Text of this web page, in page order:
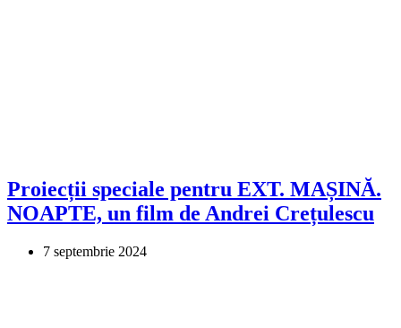
Proiecții speciale pentru EXT. MAȘINĂ.
NOAPTE, un film de Andrei Crețulescu
7 septembrie 2024